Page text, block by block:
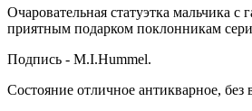
Очаровательная статуэтка мальчика с
приятным подарком поклонникам
Подпись - M.I.Hummel.
Состояние отличное антикварное,